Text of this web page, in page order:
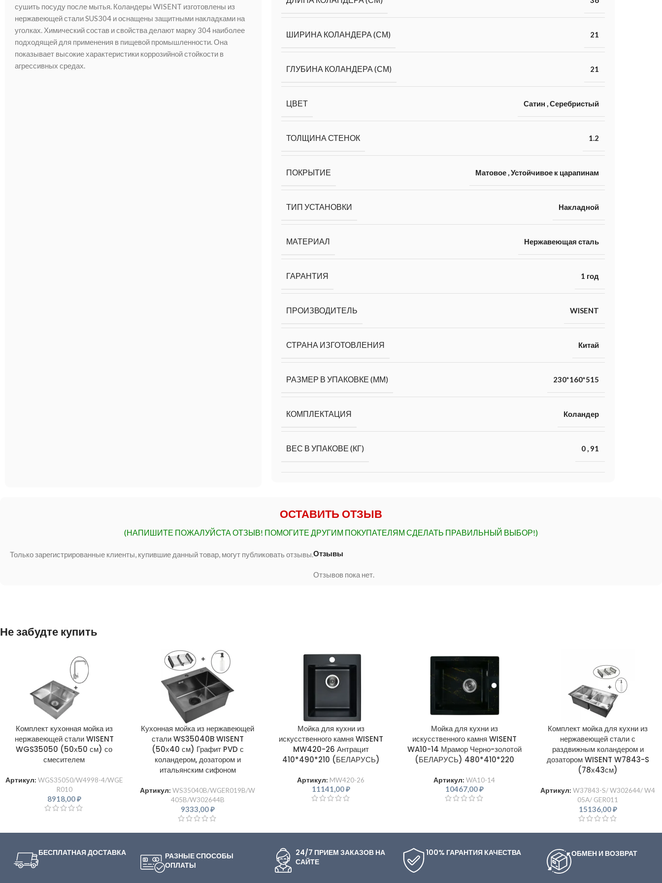
сушить посуду после мытья. Коландеры WISENT изготовлены из
нержавеющей стали SUS304 и оснащены защитными накладками на
уголках. Химический состав и свойства делают марку 304 наиболее
подходящей для применения в пищевой промышленности. Она
показывает высокие характеристики коррозийной стойкости в
агрессивных средах.
ШИРИНА КОЛАНДЕРА (СМ) 21
ГЛУБИНА КОЛАНДЕРА (СМ) 21
ЦВЕТ Сатин Серебристый
ТОЛЩИНА СТЕНОК 1.2
ПОКРЫТИЕ Матовое Устойчивое к царапинам
ТИП УСТАНОВКИ Накладной
МАТЕРИАЛ Нержавеющая сталь
ГАРАНТИЯ 1 год
ПРОИЗВОДИТЕЛЬ WISENT
СТРАНА ИЗГОТОВЛЕНИЯ Китай
РАЗМЕР В УПАКОВКЕ (ММ) 230*160*515
КОМПЛЕКТАЦИЯ Коландер
ВЕС В УПАКОВЕ (КГ) 0 91
ОСТАВИТЬ ОТЗЫВ
(НАПИШИТЕ ПОЖАЛУЙСТА ОТЗЫВ! ПОМОГИТЕ ДРУГИМ ПОКУПАТЕЛЯМ СДЕЛАТЬ ПРАВИЛЬНЫЙ ВЫБОР!)
Отзывы
Отзывов пока нет.
Только зарегистрированные клиенты, купившие данный товар, могут публиковать отзывы.
Не забудте купить
Комплект кухонная мойка из
нержавеющей стали WISENT
WGS35050 (50х50 см) со
смесителем
Артикул:WGS35050/W4998-4/WGE
R010
8918,00₽
Кухонная мойка из нержавеющей
стали WS35040B WISENT
(50х40 см) Графит PVD с
коландером, дозатором и
итальянским сифоном
Артикул:WS35040B/WGER019B/W
405B/W302644B
9333,00₽
Мойка для кухни из
искусственного камня WISENT
MW420-26 Антрацит
410*490*210 (БЕЛАРУСЬ)
Артикул: MW420-26
11141,00₽
Мойка для кухни из
искусственного камня WISENT
WA10-14 Мрамор Черно-золотой
(БЕЛАРУСЬ) 480*410*220
Артикул:WA10-14
10467,00₽
Комплект мойка для кухни из
нержавеющей стали с
раздвижным коландером и
дозатором WISENT W7843-S
(78х43см)
Артикул:W37843-S/ W302644/ W4
05A/ GER011
15136,00₽
БЕСПЛАТНАЯ ДОСТАВКА
РАЗНЫЕ СПОСОБЫ
ОПЛАТЫ
24/7 ПРИЕМ ЗАКАЗОВ НА
САЙТЕ
100% ГАРАНТИЯ КАЧЕСТВА ОБМЕН И ВОЗВРАТ